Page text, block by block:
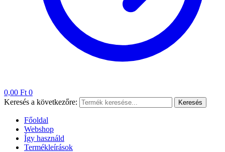
0,00 Ft 0
Keresés a következőre:
Keresés
Főoldal
Webshop
Így használd
Termékleírások